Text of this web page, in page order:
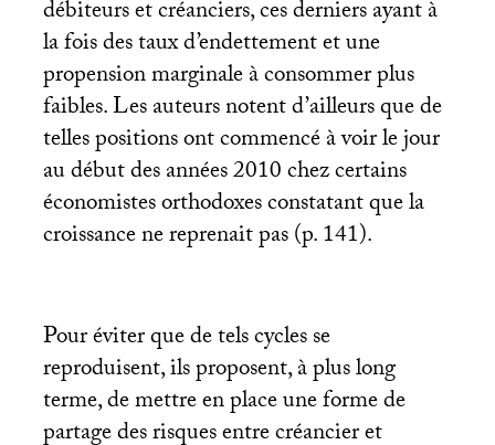
débiteurs et créanciers, ces derniers ayant à
la fois des taux d’endettement et une
propension marginale à consommer plus
faibles. Les auteurs notent d’ailleurs que de
telles positions ont commencé à voir le jour
au début des années 2010 chez certains
économistes orthodoxes constatant que la
croissance ne reprenait pas (p. 141).
Pour éviter que de tels cycles se
reproduisent, ils proposent, à plus long
terme, de mettre en place une forme de
partage des risques entre créancier et